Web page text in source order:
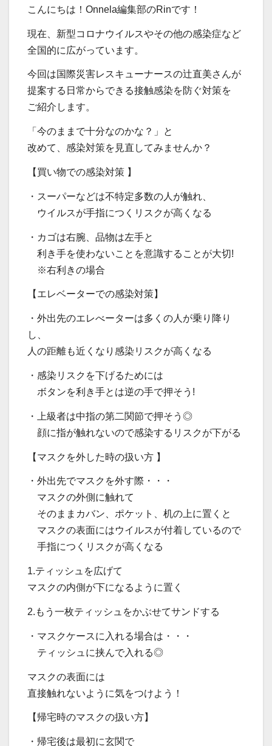
こんにちは！Onnela編集部のRinです！
現在、新型コロナウイルスやその他の感染症など
全国的に広がっています。
今回は国際災害レスキューナースの辻直美さんが
提案する日常からできる接触感染を防ぐ対策を
ご紹介します。
「今のままで十分なのかな？」と
改めて、感染対策を見直してみませんか？
【買い物での感染対策 】
・スーパーなどは不特定多数の人が触れ、
ウイルスが手指につくリスクが高くなる
・カゴは右腕、品物は左手と
利き手を使わないことを意識することが大切!
※右利きの場合
【エレベーターでの感染対策】
・外出先のエレべーターは多くの人が乗り降り
し、
人の距離も近くなり感染リスクが高くなる
・感染リスクを下げるためには
ボタンを利き手とは逆の手で押そう!
・上級者は中指の第二関節で押そう◎
顔に指が触れないので感染するリスクが下がる
【マスクを外した時の扱い方 】
・外出先でマスクを外す際・・・
マスクの外側に触れて
そのままカバン、ポケット、机の上に置くと
マスクの表面にはウイルスが付着しているので
手指につくリスクが高くなる
1.ティッシュを広げて
マスクの内側が下になるように置く
2.もう一枚ティッシュをかぶせてサンドする
・マスクケースに入れる場合は・・・
ティッシュに挟んで入れる◎
マスクの表面には
直接触れないように気をつけよう！
【帰宅時のマスクの扱い方】
・帰宅後は最初に玄関で